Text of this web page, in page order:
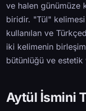
ve halen günümüze
biridir. "Tül"
kullanılan ve
iki kelimenin
bütünlüğü ve estetik
Aytül İsmini